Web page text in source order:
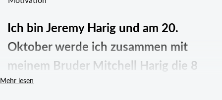
Ich bin Jeremy Harig und am 20.
Oktober werde ich zusammen mit
meinem Bruder Mitchell Harig die 8
km beim Amsterdam Marathon laufen.
Mehr lesen